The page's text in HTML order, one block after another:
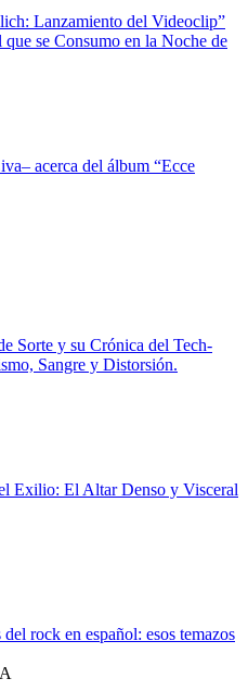
Lanzamiento del Videoclip”
se Consumo en la Noche de
acerca del álbum “Ecce
Sorte y su Crónica del Tech-
Sangre y Distorsión.
Exilio: El Altar Denso y Visceral
rock en español: esos temazos